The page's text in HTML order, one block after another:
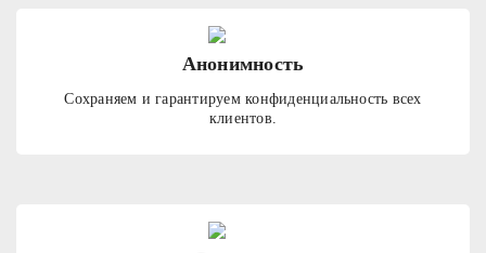
Анонимность
Сохраняем и гарантируем конфиденциальность всех
клиентов.